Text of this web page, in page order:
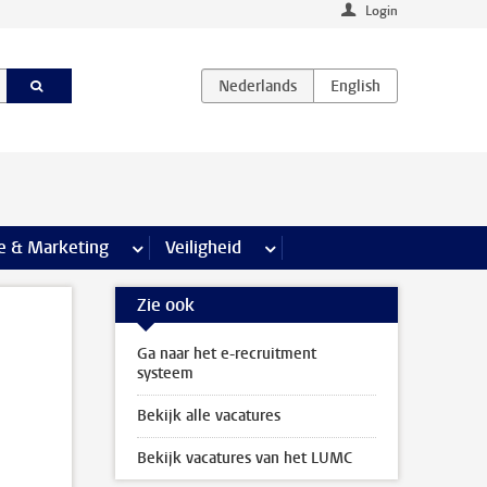
Login
& Marketing meer Communicatie & Marketing pagina’s
Veiligheid meer Veiligheid pagina’s
Zie ook
Ga naar het e-recruitment
systeem
Bekijk alle vacatures
Bekijk vacatures van het LUMC